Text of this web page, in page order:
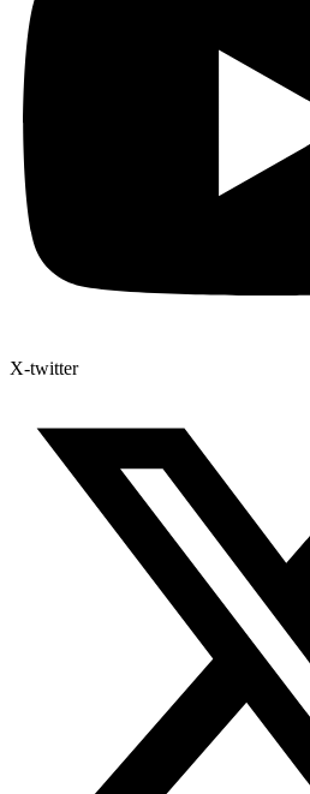
X-twitter